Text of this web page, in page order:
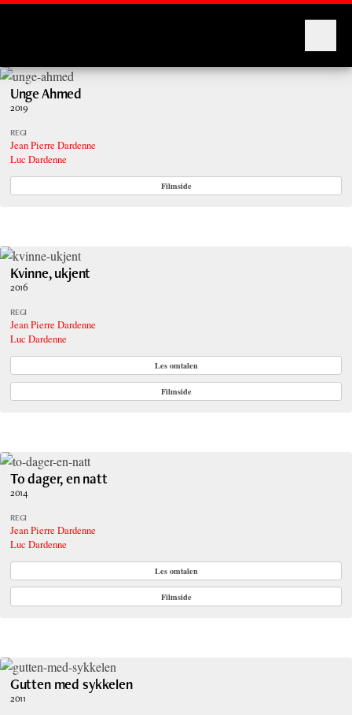
Unge Ahmed
2019
REGI
Jean Pierre Dardenne
Luc Dardenne
Filmside
Kvinne, ukjent
2016
REGI
Jean Pierre Dardenne
Luc Dardenne
Les omtalen
Filmside
To dager, en natt
2014
REGI
Jean Pierre Dardenne
Luc Dardenne
Les omtalen
Filmside
Gutten med sykkelen
2011